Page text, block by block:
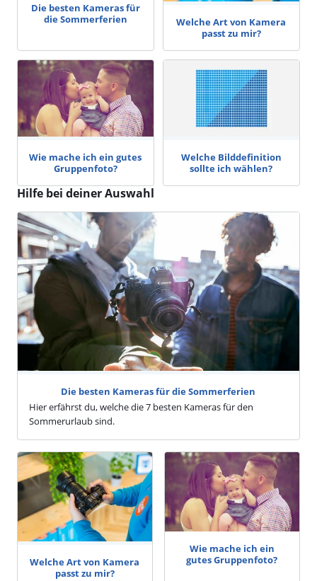
Die besten Kameras für
die Sommerferien
Welche Art von Kamera
passt zu mir?
Wie mache ich ein gutes
Gruppenfoto?
Welche Bilddefinition
sollte ich wählen?
Hilfe bei deiner Auswahl
Die besten Kameras für die Sommerferien
Hier erfährst du, welche die 7 besten Kameras für den
Sommerurlaub sind.
Welche Art von Kamera
passt zu mir?
Wie mache ich ein
gutes Gruppenfoto?